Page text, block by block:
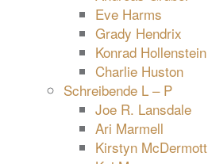
Eve Harms
Grady Hendrix
Konrad Hollenstein
Charlie Huston
Schreibende L – P
Joe R. Lansdale
Ari Marmell
Kirstyn McDermott